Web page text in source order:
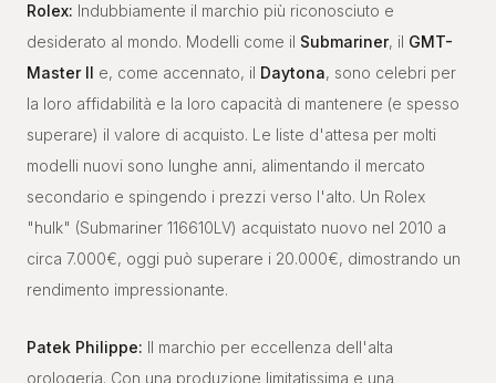
Rolex: Indubbiamente il marchio più riconosciuto e
desiderato al mondo. Modelli come il Submariner, il GMT-
Master II e, come accennato, il Daytona, sono celebri per
la loro affidabilità e la loro capacità di mantenere (e spesso
superare) il valore di acquisto. Le liste d'attesa per molti
modelli nuovi sono lunghe anni, alimentando il mercato
secondario e spingendo i prezzi verso l'alto. Un Rolex
"hulk" (Submariner 116610LV) acquistato nuovo nel 2010 a
circa 7.000€, oggi può superare i 20.000€, dimostrando un
rendimento impressionante.
Patek Philippe: Il marchio per eccellenza dell'alta
orologeria. Con una produzione limitatissima e una